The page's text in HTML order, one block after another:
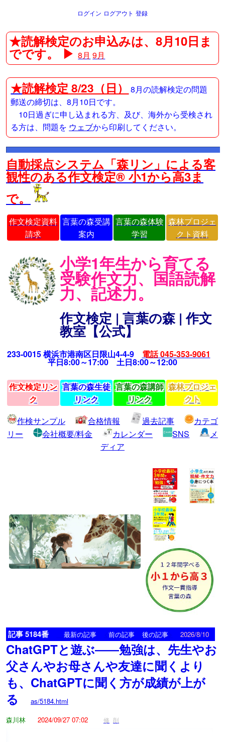
ログイン ログアウト 登録
★読解検定のお申込みは、8月10日ま
でです。 ▶8月 9月
★読解検定 8/23（日）
8月の読解検定の問題
郵送の締切は、8月10日です。
10日過ぎに申し込まれる方、及び、海外から受検され
る方は、問題を ウェブから印刷してください。
自動採点システム「森リン」による客
観性のある作文検定® 小1から高3ま
で。
作文検定資料
請求
言葉の森受講
案内
言葉の森体験
学習
森林プロジェ
クト資料
小学1年生から育てる
受験作文力、国語読解
力、記述力。
作文検定 | 言葉の森 | 作文
教室【公式】
233-0015 横浜市港南区日限山4-4-9 電話 045-353-9061
平日8:00～17:00 土日8:00～12:00
作文検定リン
ク
言葉の森生徒
リンク
言葉の森講師
リンク
森林プロジェ
クト
作検サンプル
合格情報 過去記事
カテゴ
リー
会社概要/料金 カレンダー SNS
メ
ディア
記事 5184番 最新の記事 前の記事 後の記事 2026/8/10
ChatGPTと遊ぶ――勉強は、先生やお
父さんやお母さんや友達に聞くより
も、ChatGPTに聞く方が成績が上が
る
as/5184.html
森川林
2024/09/27 07:02 修 削